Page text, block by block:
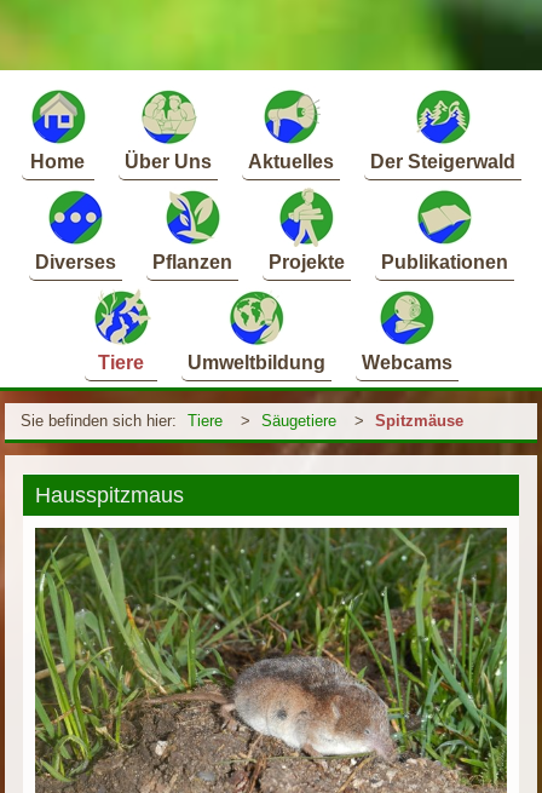
Home Über Uns Aktuelles Der Steigerwald
Diverses Pflanzen Projekte Publikationen
Tiere Umweltbildung Webcams
Sie befinden sich hier: Tiere > Säugetiere > Spitzmäuse
Hausspitzmaus